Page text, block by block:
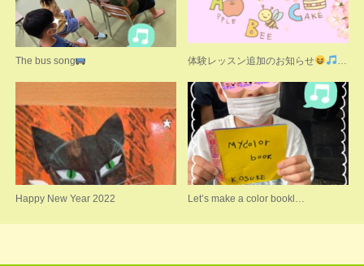
The bus song 体験レッスン追加のお知らせ
Happy New Year 2022 Let’s make a color bookl…